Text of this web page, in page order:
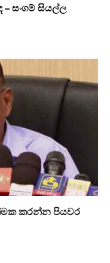
සංගම් සියල්ල
කරන්න පියවර